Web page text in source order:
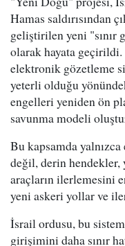
Hamas saldırısından
geliştirilen yeni "sınır
olarak hayata geçirildi.
elektronik gözetleme
yeterli olduğu
engelleri yeniden ön
savunma modeli
Bu kapsamda
değil, derin hendekler,
araçların ilerlemesini
yeni askeri yollar ve
İsrail ordusu, bu
girişimini daha sınır